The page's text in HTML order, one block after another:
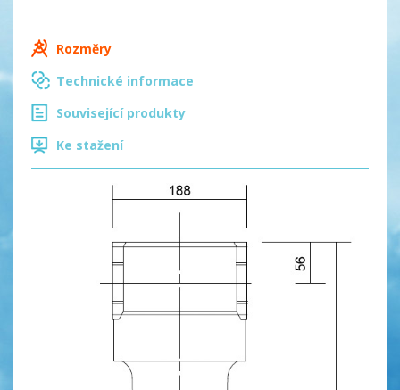
Rozměry
Technické informace
Související produkty
Ke stažení